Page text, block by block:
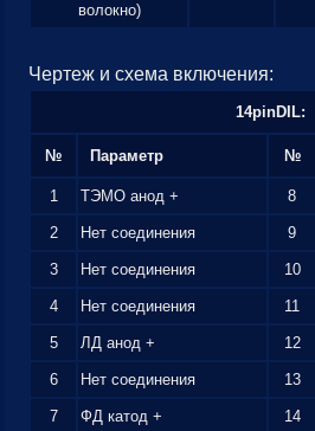
волокно)
Чертеж и схема включения:
14pinDIL:
№ Параметр №
1 ТЭМО анод + 8
2 Нет соединения 9
3 Нет соединения 10
4 Нет соединения 11
5 ЛД анод + 12
6 Нет соединения 13
7 ФД катод + 14